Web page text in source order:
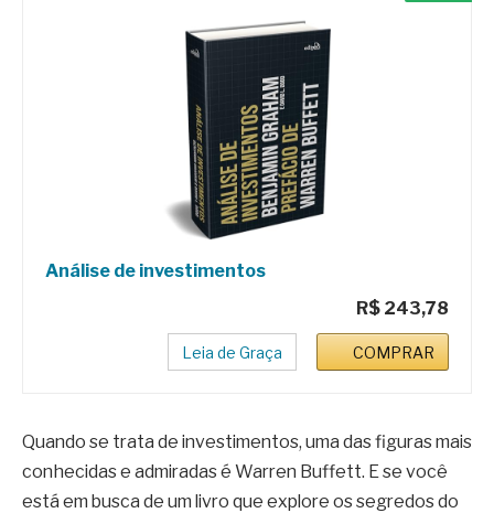
Análise de investimentos
R$ 243,78
Leia de Graça COMPRAR
Quando se trata de investimentos, uma das figuras mais
conhecidas e admiradas é Warren Buffett. E se você
está em busca de um livro que explore os segredos do